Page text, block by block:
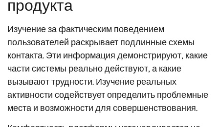
продукта
Изучение за фактическим поведением
пользователей раскрывает подлинные схемы
контакта. Эти информация демонстрируют, какие
части системы реально действуют, а какие
вызывают трудности. Изучение реальных
активности содействует определить проблемные
места и возможности для совершенствования.